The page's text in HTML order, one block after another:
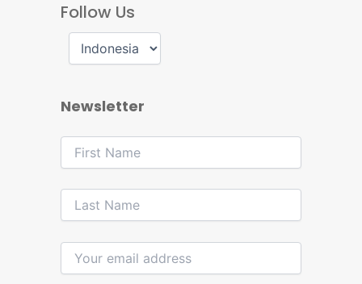
Follow Us
Newsletter